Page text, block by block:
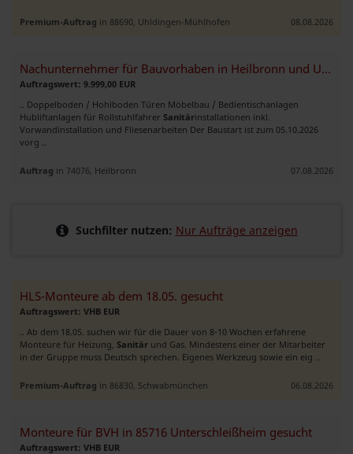
Premium-Auftrag in 88690, Uhldingen-Mühlhofen 08.08.2026
Nachunternehmer für Bauvorhaben in Heilbronn und Umgebung gesucht
Auftragswert: 9.999,00 EUR
.. Doppelboden / Hohlboden Türen Möbelbau / Bedientischanlagen
Hubliftanlagen für Rollstuhlfahrer Sanitärinstallationen inkl.
Vorwandinstallation und Fliesenarbeiten Der Baustart ist zum 05.10.2026
vorg ..
Auftrag in 74076, Heilbronn 07.08.2026
Suchfilter nutzen: Nur Aufträge anzeigen
HLS-Monteure ab dem 18.05. gesucht
Auftragswert: VHB EUR
.. Ab dem 18.05. suchen wir für die Dauer von 8-10 Wochen erfahrene
Monteure für Heizung, Sanitär und Gas. Mindestens einer der Mitarbeiter
in der Gruppe muss Deutsch sprechen. Eigenes Werkzeug sowie ein eig ..
Premium-Auftrag in 86830, Schwabmünchen 06.08.2026
Monteure für BVH in 85716 Unterschleißheim gesucht
Auftragswert: VHB EUR